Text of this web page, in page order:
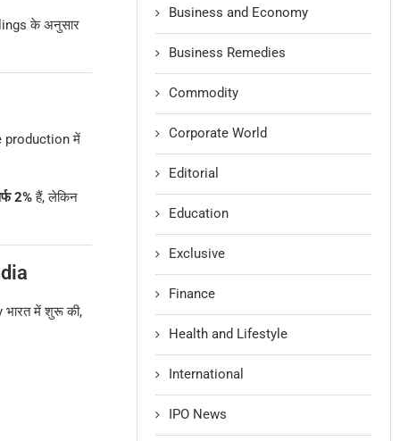
के अनुसार
production में
2%हैं, लेकिन
में शुरू की,
Business and Economy
Business Remedies
Commodity
Corporate World
Editorial
Education
Exclusive
Finance
Health and Lifestyle
International
IPO News